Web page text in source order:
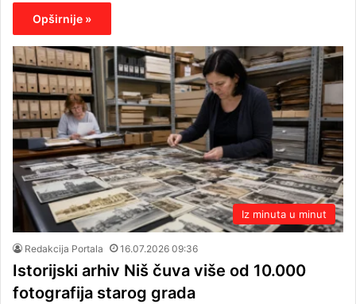
Opširnije »
Iz minuta u minut
Redakcija Portala 16.07.2026 09:36
Istorijski arhiv Niš čuva više od 10.000
fotografija starog grada